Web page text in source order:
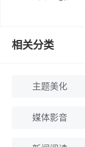
相关分类
主题美化
媒体影音